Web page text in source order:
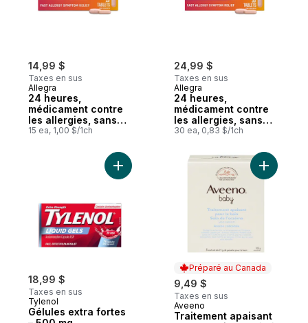
14,99 $
Taxes en sus
Allegra
24 heures,
médicament contre
les allergies, sans
somnolence, 120 mg
15 ea, 1,00 $/1ch
24,99 $
Taxes en sus
Allegra
24 heures,
médicament contre
les allergies, sans
somnolence, 120 mg
fexofénadine
30 ea, 0,83 $/1ch
18,99 $
Taxes en sus
Tylenol
Gélules extra fortes
Ajouter Gélules extra fortes – 500 mg
Préparé au Canada
9,49 $
Taxes en sus
Préparé au Canada
Aveeno
Traitement apaisant
Ajouter